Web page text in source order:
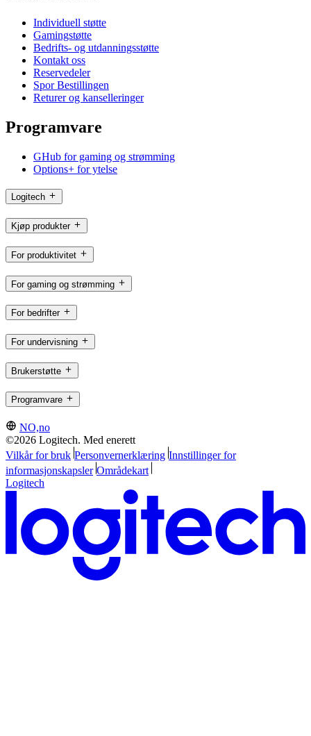
Individuell støtte
Gamingstøtte
Bedrifts- og utdanningsstøtte
Kontakt oss
Reservedeler
Spor Bestillingen
Returer og kanselleringer
Programvare
GHub for gaming og strømming
Options+ for ytelse
Logitech
Kjøp produkter
For produktivitet
For gaming og strømming
For bedrifter
For undervisning
Brukerstøtte
Programvare
NO,no
©2026 Logitech. Med enerett
Vilkår for bruk Personvernerklæring Innstillinger for
informasjonskapsler Områdekart
Logitech